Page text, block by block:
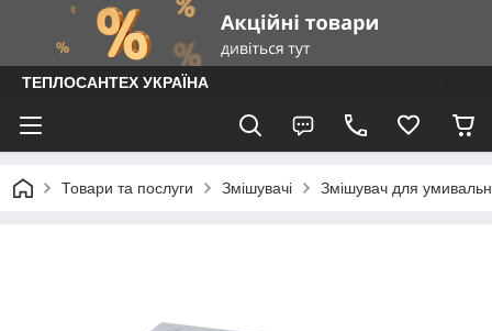
ТЕПЛОСАНТЕХ УКРАЇНА
Товари та послуги Змішувачі Змішувач для